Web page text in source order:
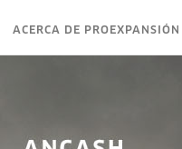
ACERCA DE PROEXPANSIÓN